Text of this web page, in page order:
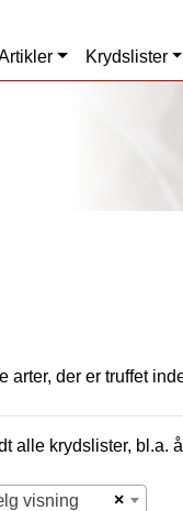
Krydslister
arter, der er truffet
alle krydslister, bl.a.
×
visning